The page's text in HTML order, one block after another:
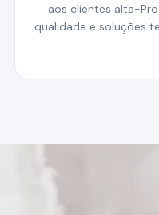
aos clientes alta-
qualidade e soluções